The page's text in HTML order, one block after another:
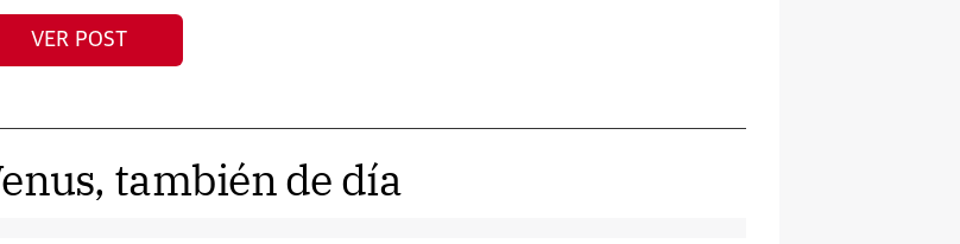
VER POST
también de día